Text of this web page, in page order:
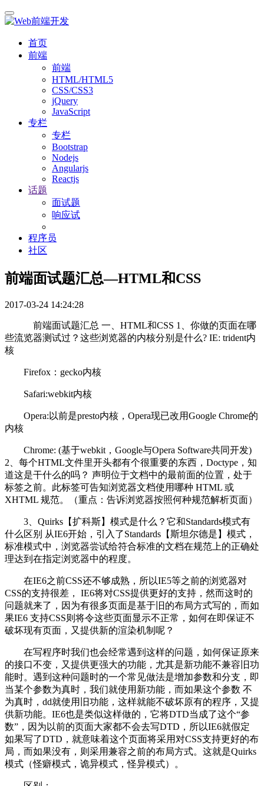
首页
前端
前端
HTML/HTML5
CSS/CSS3
jQuery
JavaScript
专栏
专栏
Bootstrap
Nodejs
Angularjs
Reactjs
话题
面试题
响应试
程序员
社区
前端面试题汇总—HTML和CSS
2017-03-24 14:24:28
前端面试题汇总 一、HTML和CSS 1、你做的页面在哪
些流览器测试过？这些浏览器的内核分别是什么? IE: trident内
核
Firefox：gecko内核
Safari:webkit内核
Opera:以前是presto内核，Opera现已改用Google Chrome的
内核
Chrome: (基于webkit，Google与Opera Software共同开发)
2、每个HTML文件里开头都有个很重要的东西，Doctype，知
道这是干什么的吗？ 声明位于文档中的最前面的位置，处于
标签之前。此标签可告知浏览器文档使用哪种 HTML 或
XHTML 规范。（重点：告诉浏览器按照何种规范解析页面）
3、Quirks【扩科斯】模式是什么？它和Standards模式有
什么区别 从IE6开始，引入了Standards【斯坦尔德是】模式，
标准模式中，浏览器尝试给符合标准的文档在规范上的正确处
理达到在指定浏览器中的程度。
在IE6之前CSS还不够成熟，所以IE5等之前的浏览器对
CSS的支持很差， IE6将对CSS提供更好的支持，然而这时的
问题就来了，因为有很多页面是基于旧的布局方式写的，而如
果IE6 支持CSS则将令这些页面显示不正常，如何在即保证不
破坏现有页面，又提供新的渲染机制呢？
在写程序时我们也会经常遇到这样的问题，如何保证原来
的接口不变，又提供更强大的功能，尤其是新功能不兼容旧功
能时。遇到这种问题时的一个常见做法是增加参数和分支，即
当某个参数为真时，我们就使用新功能，而如果这个参数 不
为真时，dd就使用旧功能，这样就能不破坏原有的程序，又提
供新功能。IE6也是类似这样做的，它将DTD当成了这个“参
数”，因为以前的页面大家都不会去写DTD，所以IE6就假定
如果写了DTD，就意味着这个页面将采用对CSS支持更好的布
局，而如果没有，则采用兼容之前的布局方式。这就是Quirks
模式（怪癖模式，诡异模式，怪异模式）。